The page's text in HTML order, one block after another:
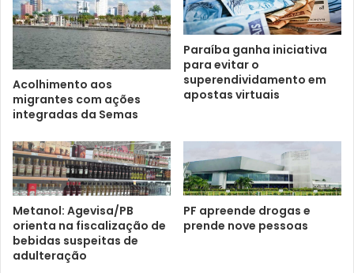
Acolhimento aos
migrantes com ações
integradas da Semas
Paraíba ganha iniciativa
para evitar o
superendividamento em
apostas virtuais
Metanol: Agevisa/PB
orienta na fiscalização de
bebidas suspeitas de
adulteração
PF apreende drogas e
prende nove pessoas